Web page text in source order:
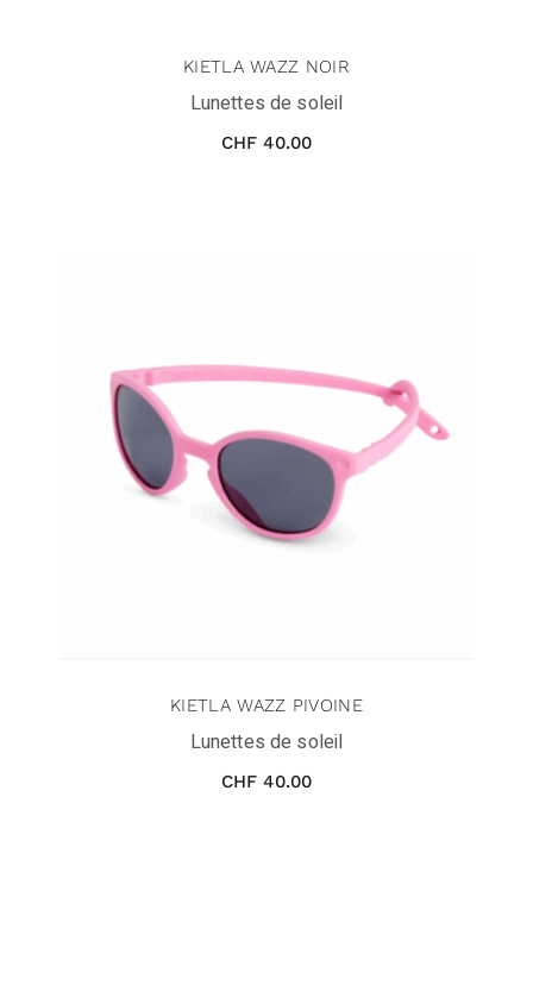
KIETLA WAZZ NOIR
Lunettes de soleil
CHF 40.00
KIETLA WAZZ PIVOINE
Lunettes de soleil
CHF 40.00